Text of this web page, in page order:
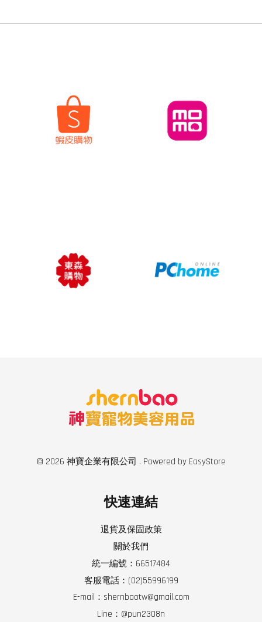
© 2026 神寶企業有限公司 . Powered by EasyStore
快速連結
退貨及保固政策
關於我們
統一編號：66517484
客服電話：(02)55996199
E-mail：shernbaotw@gmail.com
Line：@pun2308n